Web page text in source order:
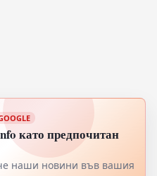
като предпочитан
наши новини във вашия